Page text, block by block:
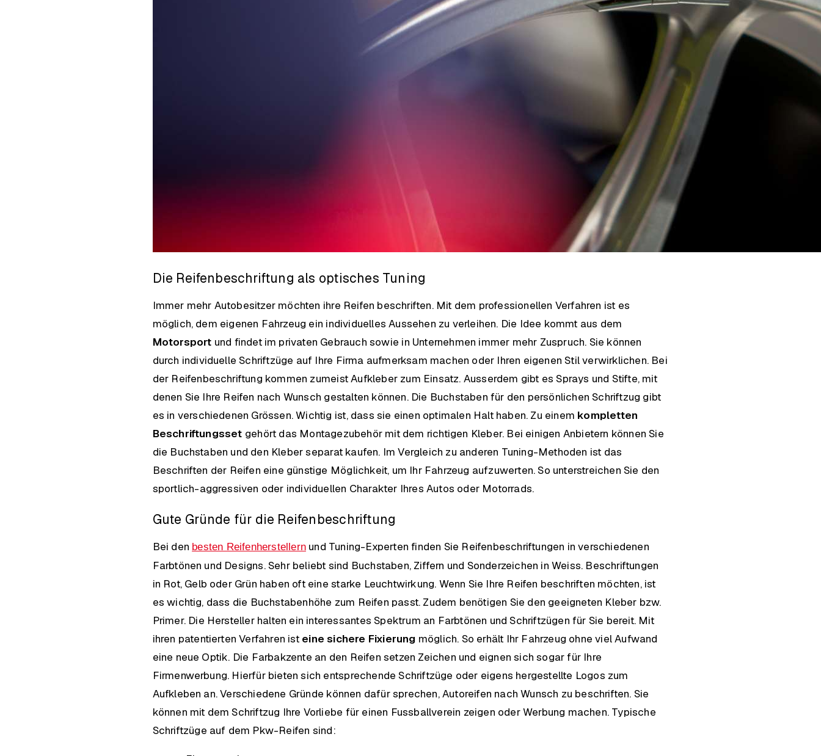
Die Reifenbeschriftung als optisches Tuning
Immer mehr Autobesitzer möchten ihre Reifen beschriften. Mit dem professionellen Verfahren ist es
möglich, dem eigenen Fahrzeug ein individuelles Aussehen zu verleihen. Die Idee kommt aus dem
Motorsport und findet im privaten Gebrauch sowie in Unternehmen immer mehr Zuspruch. Sie können
durch individuelle Schriftzüge auf Ihre Firma aufmerksam machen oder Ihren eigenen Stil verwirklichen. Bei
der Reifenbeschriftung kommen zumeist Aufkleber zum Einsatz. Ausserdem gibt es Sprays und Stifte, mit
denen Sie Ihre Reifen nach Wunsch gestalten können. Die Buchstaben für den persönlichen Schriftzug gibt
es in verschiedenen Grössen. Wichtig ist, dass sie einen optimalen Halt haben. Zu einem kompletten
Beschriftungsset gehört das Montagezubehör mit dem richtigen Kleber. Bei einigen Anbietern können Sie
die Buchstaben und den Kleber separat kaufen. Im Vergleich zu anderen Tuning-Methoden ist das
Beschriften der Reifen eine günstige Möglichkeit, um Ihr Fahrzeug aufzuwerten. So unterstreichen Sie den
sportlich-aggressiven oder individuellen Charakter Ihres Autos oder Motorrads.
Gute Gründe für die Reifenbeschriftung
Bei den besten Reifenherstellernund Tuning-Experten finden Sie Reifenbeschriftungen in verschiedenen
Farbtönen und Designs. Sehr beliebt sind Buchstaben, Ziffern und Sonderzeichen in Weiss. Beschriftungen
in Rot, Gelb oder Grün haben oft eine starke Leuchtwirkung. Wenn Sie Ihre Reifen beschriften möchten, ist
es wichtig, dass die Buchstabenhöhe zum Reifen passt. Zudem benötigen Sie den geeigneten Kleber bzw.
Primer. Die Hersteller halten ein interessantes Spektrum an Farbtönen und Schriftzügen für Sie bereit. Mit
ihren patentierten Verfahren ist eine sichere Fixierung möglich. So erhält Ihr Fahrzeug ohne viel Aufwand
eine neue Optik. Die Farbakzente an den Reifen setzen Zeichen und eignen sich sogar für Ihre
Firmenwerbung. Hierfür bieten sich entsprechende Schriftzüge oder eigens hergestellte Logos zum
Aufkleben an. Verschiedene Gründe können dafür sprechen, Autoreifen nach Wunsch zu beschriften. Sie
können mit dem Schriftzug Ihre Vorliebe für einen Fussballverein zeigen oder Werbung machen. Typische
Schriftzüge auf dem Pkw-Reifen sind: